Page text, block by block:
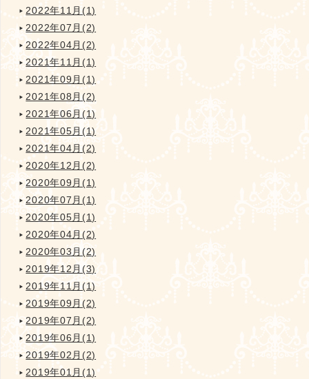
2022年11月(1)
2022年07月(2)
2022年04月(2)
2021年11月(1)
2021年09月(1)
2021年08月(2)
2021年06月(1)
2021年05月(1)
2021年04月(2)
2020年12月(2)
2020年09月(1)
2020年07月(1)
2020年05月(1)
2020年04月(2)
2020年03月(2)
2019年12月(3)
2019年11月(1)
2019年09月(2)
2019年07月(2)
2019年06月(1)
2019年02月(2)
2019年01月(1)